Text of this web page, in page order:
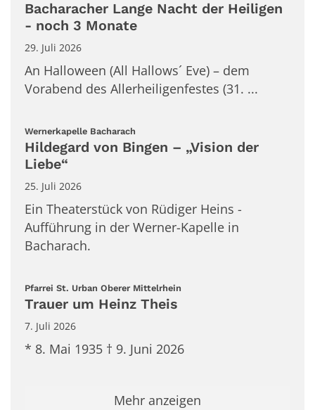
Bacharacher Lange Nacht der Heiligen
- noch 3 Monate
29. Juli 2026
An Halloween (All Hallows´ Eve) – dem
Vorabend des Allerheiligenfestes (31. ...
Wernerkapelle Bacharach
Hildegard von Bingen – „Vision der
Liebe“
25. Juli 2026
Ein Theaterstück von Rüdiger Heins -
Aufführung in der Werner-Kapelle in
Bacharach.
Pfarrei St. Urban Oberer Mittelrhein
Trauer um Heinz Theis
7. Juli 2026
* 8. Mai 1935 † 9. Juni 2026
Mehr anzeigen